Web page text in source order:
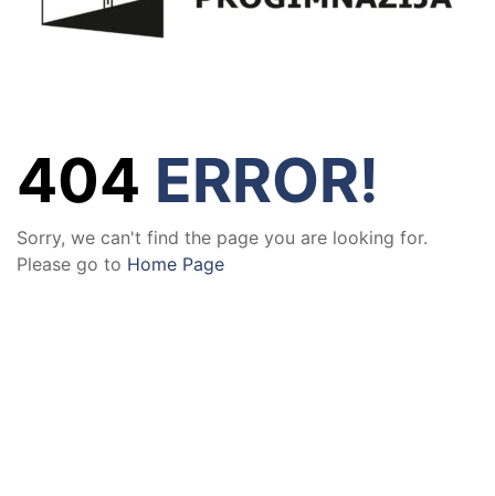
404 ERROR!
Sorry, we can't find the page you are looking for.
Please go to Home Page